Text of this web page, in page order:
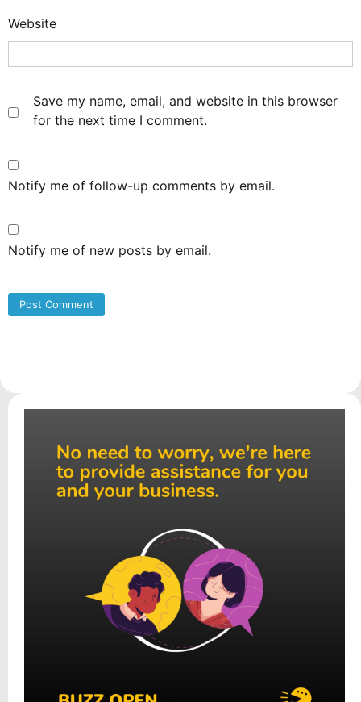
Website
Save my name, email, and website in this browser
for the next time I comment.
Notify me of follow-up comments by email.
Notify me of new posts by email.